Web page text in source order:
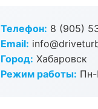
Телефон: 8 (905)
Email:
Город: Хабаровск
Режим работы: Пн-